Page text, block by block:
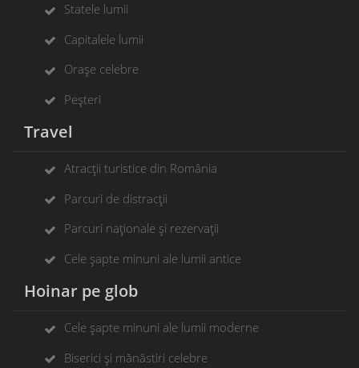
Statele lumii
Capitalele lumii
Orașe celebre
Peșteri
Travel
Atracții turistice din România
Parcuri de distracții
Parcuri naționale și rezervații
Cele șapte minuni ale lumii antice
Hoinar pe glob
Cele șapte minuni ale lumii moderne
Biserici și mănăstiri celebre